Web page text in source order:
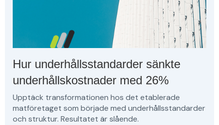
Hur underhållsstandarder sänkte
underhållskostnader med 26%
Upptäck transformationen hos det etablerade
matföretaget som började med underhållsstandarder
och struktur. Resultatet är slående.